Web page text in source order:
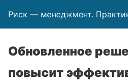
Риск — менеджмент.
Обновленное
повысит